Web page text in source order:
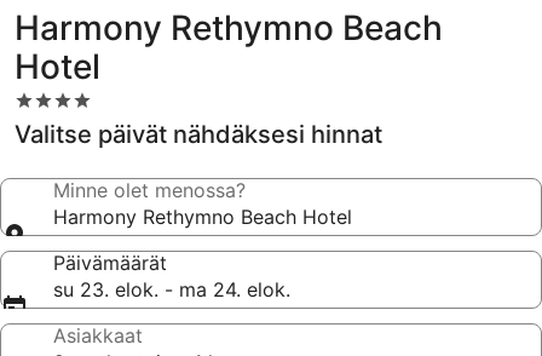
Harmony Rethymno Beach
Hotel
4.0
tähden
majoituspaikka
Valitse päivät nähdäksesi hinnat
Minne olet menossa?
Harmony Rethymno Beach Hotel
Päivämäärät
su 23. elok. - ma 24. elok.
Asiakkaat